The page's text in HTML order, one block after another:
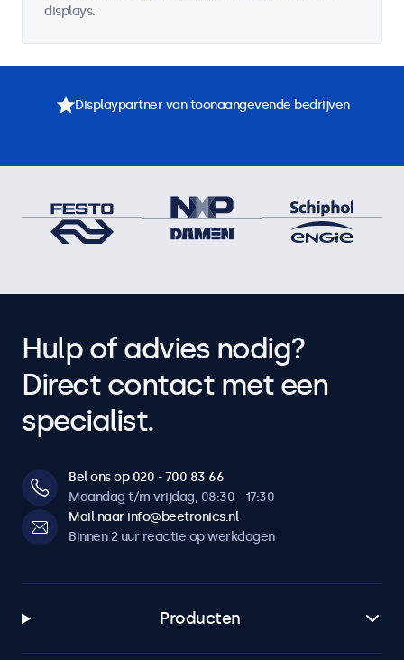
displays.
Displaypartner van toonaangevende bedrijven
Hulp of advies nodig?
Direct contact met een
specialist.
Bel ons op 020 - 700 83 66
Maandag t/m vrijdag, 08:30 - 17:30
Mail naar info@beetronics.nl
Binnen 2 uur reactie op werkdagen
Producten